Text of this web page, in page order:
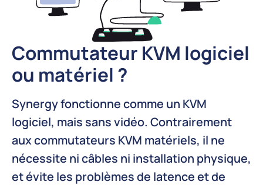
Commutateur KVM logiciel
ou matériel ?
Synergy fonctionne comme un KVM
logiciel, mais sans vidéo. Contrairement
aux commutateurs KVM matériels, il ne
nécessite ni câbles ni installation physique,
et évite les problèmes de latence et de